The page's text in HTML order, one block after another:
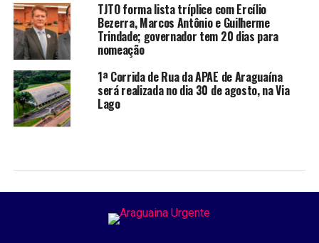
TJTO forma lista tríplice com Ercílio
Bezerra, Marcos Antônio e Guilherme
Trindade; governador tem 20 dias para
nomeação
1ª Corrida de Rua da APAE de Araguaína
será realizada no dia 30 de agosto, na Via
Lago